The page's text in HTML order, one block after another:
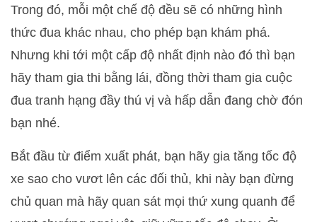
Trong đó, mỗi một chế độ đều sẽ có những hình
thức đua khác nhau, cho phép bạn khám phá.
Nhưng khi tới một cấp độ nhất định nào đó thì bạn
hãy tham gia thi bằng lái, đồng thời tham gia cuộc
đua tranh hạng đầy thú vị và hấp dẫn đang chờ đón
bạn nhé.
Bắt đầu từ điểm xuất phát, bạn hãy gia tăng tốc độ
xe sao cho vươt lên các đối thủ, khi này bạn đừng
chủ quan mà hãy quan sát mọi thứ xung quanh để